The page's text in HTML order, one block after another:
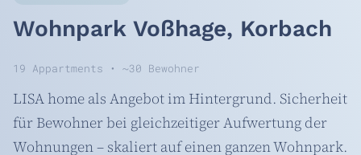
Wohnpark Voßhage, Korbach
19 Appartments • ~30 Bewohner
LISA home als Angebot im Hintergrund. Sicherheit
für Bewohner bei gleichzeitiger Aufwertung der
Wohnungen – skaliert auf einen ganzen Wohnpark.